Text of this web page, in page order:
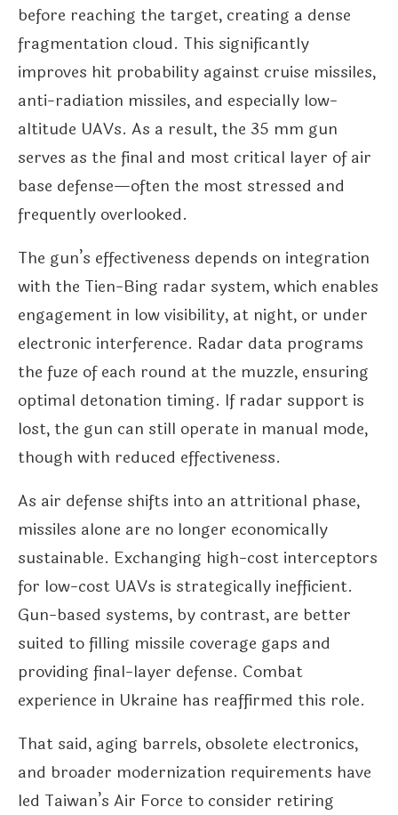
before reaching the target, creating a dense
fragmentation cloud. This significantly
improves hit probability against cruise missiles,
anti-radiation missiles, and especially low-
altitude UAVs. As a result, the 35 mm gun
serves as the final and most critical layer of air
base defense—often the most stressed and
frequently overlooked.
The gun’s effectiveness depends on integration
with the Tien-Bing radar system, which enables
engagement in low visibility, at night, or under
electronic interference. Radar data programs
the fuze of each round at the muzzle, ensuring
optimal detonation timing. If radar support is
lost, the gun can still operate in manual mode,
though with reduced effectiveness.
As air defense shifts into an attritional phase,
missiles alone are no longer economically
sustainable. Exchanging high-cost interceptors
for low-cost UAVs is strategically inefficient.
Gun-based systems, by contrast, are better
suited to filling missile coverage gaps and
providing final-layer defense. Combat
experience in Ukraine has reaffirmed this role.
That said, aging barrels, obsolete electronics,
and broader modernization requirements have
led Taiwan’s Air Force to consider retiring